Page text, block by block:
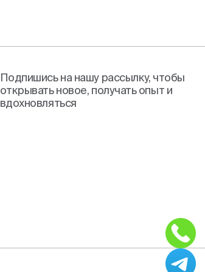
Подпишись на нашу рассылку, чтобы
открывать новое, получать опыт и
вдохновляться